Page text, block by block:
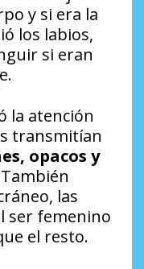
y si era la
los labios,
si eran
la atención
transmitían
opacos y
las
ser femenino
el resto.